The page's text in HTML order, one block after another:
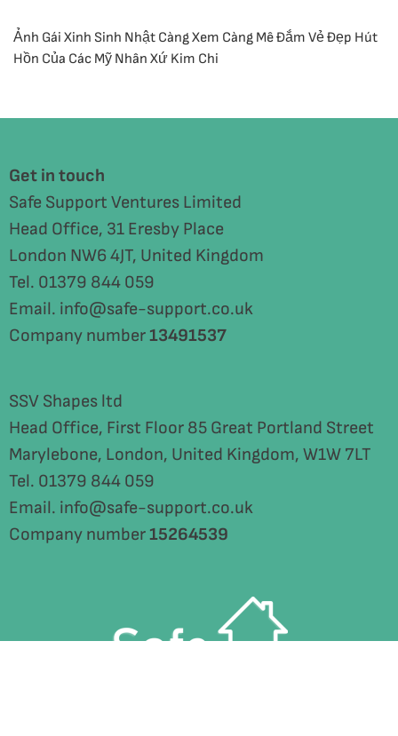
Ảnh Gái Xinh Sinh Nhật Càng Xem Càng Mê Đắm Vẻ Đẹp Hút
Hồn Của Các Mỹ Nhân Xứ Kim Chi
Get in touch
Safe Support Ventures Limited
Head Office, 31 Eresby Place
London NW6 4JT, United Kingdom
Tel. 01379 844 059
Email. info@safe-support.co.uk
Company number13491537
SSV Shapes ltd
Head Office, First Floor 85 Great Portland Street
Marylebone, London, United Kingdom, W1W 7LT
Tel. 01379 844 059
Email. info@safe-support.co.uk
Company number15264539